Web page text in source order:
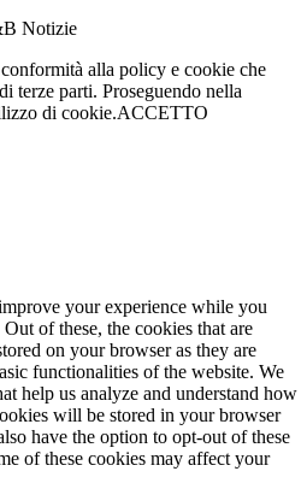
Notizie
alla policy e cookie che
terze parti. Proseguendo nella
di cookie.ACCETTO
your experience while you
of these, the cookies that are
on your browser as they are
functionalities of the website. We
help us analyze and understand how
will be stored in your browser
have the option to opt-out of these
of these cookies may affect your